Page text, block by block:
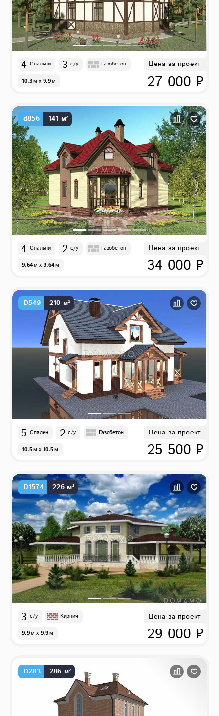
4 Спальни 3 с/у Газобетон
10.3м x 9.9м
Цена за проект
27 000 ₽
d856 141 м²
4 Спальни 2 с/у Газобетон
9.64м x 9.64м
Цена за проект
34 000 ₽
D549 210 м²
5 Спален 2 с/у Газобетон
10.5м x 10.5м
Цена за проект
25 500 ₽
D1574 226 м²
3 с/у Кирпич
9.9м x 9.9м
Цена за проект
29 000 ₽
D283 286 м²